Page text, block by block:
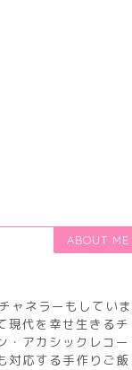
ABOUT ME
ャネラーもしていま
現代を幸せ生きるチ
・アカシックレコー
対応する手作りご飯